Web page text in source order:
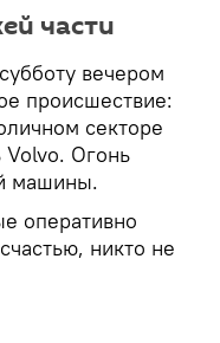
части
вечером
происшествие:
секторе
Volvo. Огонь
машины.
оперативно
никто не